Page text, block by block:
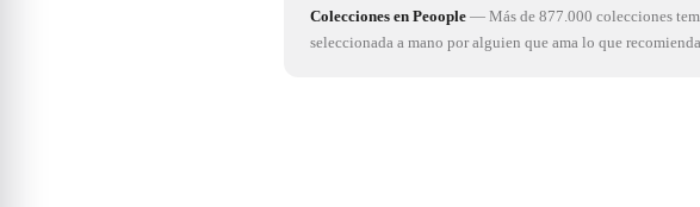
Colecciones en Peoople — Más de 877.000 colecciones
seleccionada a mano por alguien que ama lo que